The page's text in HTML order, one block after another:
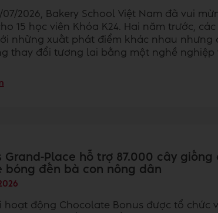
07/2026, Bakery School Việt Nam đã vui
15 học viên Khóa K24. Hai năm trước,
những xuất phát điểm khác nhau nhưng
thay đổi tương lai bằng một nghề nghiệp
Grand-Place hỗ trợ 87.000 cây giống
bóng đến bà con nông dân
hoạt động Chocolate Bonus được tổ chức